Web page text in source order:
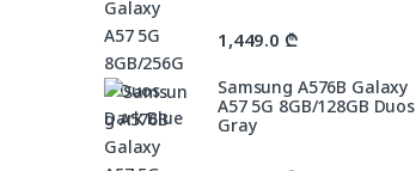
1,449.0 ₾
Samsung A576B Galaxy
A57 5G 8GB/128GB Duos
Gray